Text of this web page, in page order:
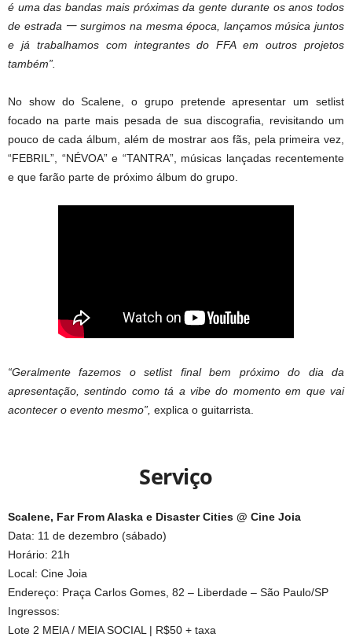
é uma das bandas mais próximas da gente durante os anos todos
de estrada 一 surgimos na mesma época, lançamos música juntos
e já trabalhamos com integrantes do FFA em outros projetos
também”.
No show do Scalene, o grupo pretende apresentar um setlist
focado na parte mais pesada de sua discografia, revisitando um
pouco de cada álbum, além de mostrar aos fãs, pela primeira vez,
“FEBRIL”, “NÉVOA” e “TANTRA”, músicas lançadas recentemente
e que farão parte de próximo álbum do grupo.
“Geralmente fazemos o setlist final bem próximo do dia da
apresentação, sentindo como tá a vibe do momento em que vai
acontecer o evento mesmo”, explica o guitarrista.
Serviço
Scalene, Far From Alaska e Disaster Cities @ Cine Joia
Data: 11 de dezembro (sábado)
Horário: 21h
Local: Cine Joia
Endereço: Praça Carlos Gomes, 82 – Liberdade – São Paulo/SP
Ingressos:
Lote 2 MEIA / MEIA SOCIAL | R$50 + taxa